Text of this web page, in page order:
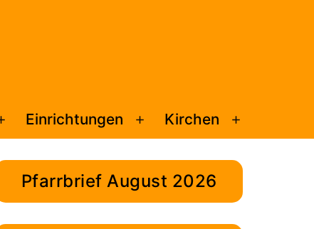
Menü
Einrichtungen
Menü
Kirchen
Menü
Pfarrbrief August 2026